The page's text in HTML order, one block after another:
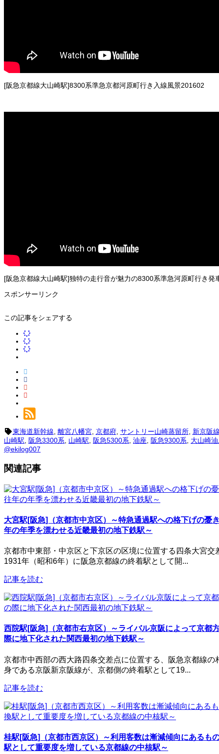
[阪急京都線大山崎駅]8300系準急京都河原町行き入線風景201602
[阪急京都線大山崎駅]独特の走行音が魅力の8300系準急河原町行き発
スポンサーリンク
この記事をシェアする
東海道新幹線, 離宮八幡宮, 京都府, サントリー山崎蒸留所, 新京阪
山崎駅, 阪急3300系, 山崎駅, 阪急5300系, 油座, 阪急9300系, 大山崎
@ekilog007
関連記事
大宮駅[阪急]（京都市中京区）～特急通過駅への格下げの憂
年の年季を漂わせる近畿最初の地下鉄駅～
京都市中東部・中京区と下京区の区境に位置する四条大宮
1931年（昭和6年）に阪急京都線の終着駅として開...
記事を読む
西院駅[阪急]（京都市右京区）～ライバル京阪によって京都
際に地下化された関西最初の地下鉄駅～
京都市中西部の西大路四条交差点に位置する、阪急京都線
身である京阪新京阪線が、京都側の終着駅として19...
記事を読む
桂駅[阪急]（京都市西京区）～利用客数は漸減傾向にあるも
駅として重要度を増している京都線の中核駅～